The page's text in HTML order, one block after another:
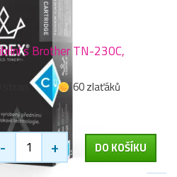
s Brother TN-230C,
60 zlaťáků
- + DO KOŠÍKU